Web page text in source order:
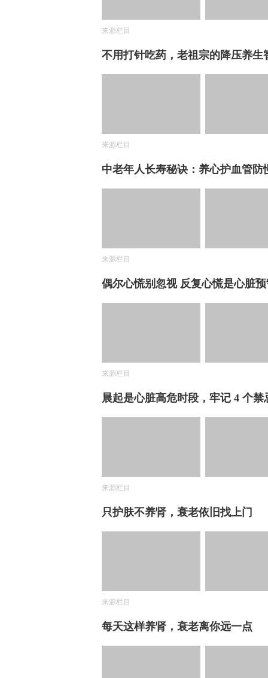
来源栏目
不用打针吃药，老祖宗的降压养生
来源栏目
中老年人长寿秘诀：养心护血管防
来源栏目
偶尔心慌别忽视 反复心慌是心脏
来源栏目
晨起是心脏高危时段，牢记 4 个
来源栏目
只护肤不养肾，衰老依旧找上门
来源栏目
每天这样养肾，衰老离你远一点